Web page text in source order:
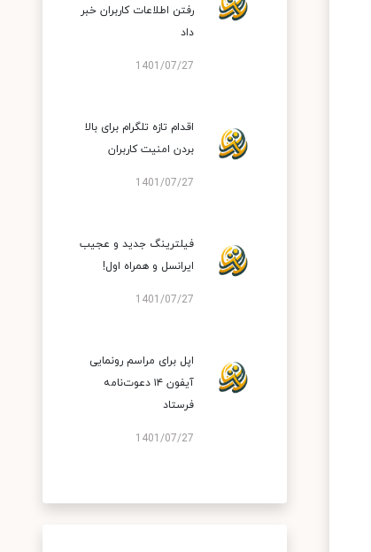
رفتن اطلاعات کاربران خبر
داد
1401/07/27
اقدام تازه تلگرام برای بالا
بردن امنیت کاربران
1401/07/27
فیلترینگ جدید و عجیب
ایرانسل و همراه اول!
1401/07/27
اپل برای مراسم رونمایی
آیفون ۱۴ دعوت‌نامه
فرستاد
1401/07/27